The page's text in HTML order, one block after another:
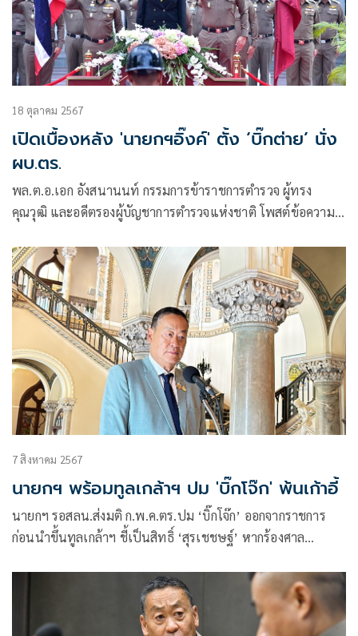
18 ตุลาคม 2567
เปิดเบื้องหลัง 'นายกฯอิ๊งค์' ตั้ง ‘บิ๊กต่าย’ นั่ง
ผบ.ตร.
พล.ต.อ.เอก อังสนานนท์ กรรมการข้าราชการตำรวจ ผู้ทรง
คุณวุฒิ และอดีตรองผู้บัญชาการตำรวจแห่งชาติ โพสต์ข้อความ
7 สิงหาคม 2567
นายกฯ พร้อมทูลเกล้าฯ ปม 'บิ๊กโจ๊ก' พ้นเก้าอี้
นายกฯ รอสลน.ส่งมติ ก.พ.ค.ตร.ปม ‘บิ๊กโจ๊ก’ ออกจากราชการ
ก่อนนำขึ้นทูลเกล้าฯ ชี้เป็นสิทธิ์ ‘สุรเชชษฐ์’ หากร้องศาล